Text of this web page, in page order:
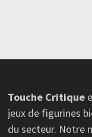
Touche Critique
jeux de figurines
du secteur. Notre